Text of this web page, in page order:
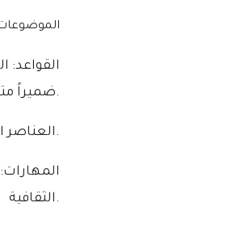
القواعد:
ضميراً متصلاً، صفة المبتدأ والخبر، المبتدأ المضاف والمضاف إليه.
العناصر اللغوية: نصوص ومفردات وتراكيب، وتدريباتها.
المهارات:
الثقافية.